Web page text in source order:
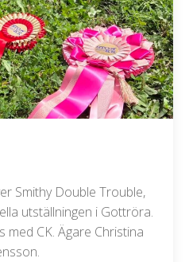
Smithy Double Trouble,
utställningen i Gottröra.
med CK. Ägare Christina